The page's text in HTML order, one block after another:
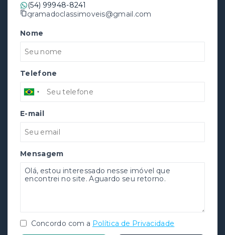
(54) 99948-8241
gramadoclassimoveis@gmail.com
Nome
Telefone
E-mail
Mensagem
Concordo com a Política de Privacidade